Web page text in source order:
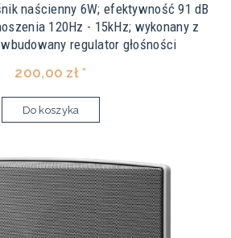
naścienny 6W; efektywność 91 dB
120Hz - 15kHz; wykonany z
regulator głośności
200,00 zł *
Do koszyka